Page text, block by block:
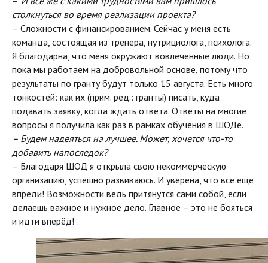
столкнуться во время реализации проекта?
– Сложности с финансированием. Сейчас у меня есть
команда, состоящая из тренера, нутрициолога, психолога.
Я благодарна, что меня окружают вовлеченные люди. Но
пока мы работаем на добровольной основе, потому что
результаты по гранту будут только 15 августа. Есть много
тонкостей: как их (прим. ред.: гранты) писать, куда
подавать заявку, когда ждать ответа. Ответы на многие
вопросы я получила как раз в рамках обучения в ШОДе.
– Будем надеяться на лучшее. Может, хочется что-то
добавить напоследок?
– Благодаря ШОД я открыла свою некоммерческую
организацию, успешно развиваюсь. И уверена, что все еще
впреди! Возможности ведь притянутся сами собой, если
делаешь важное и нужное дело. Главное – это не бояться
и идти вперёд!